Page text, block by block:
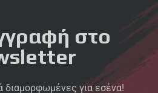
στο
διαμορφωμένες για εσένα!